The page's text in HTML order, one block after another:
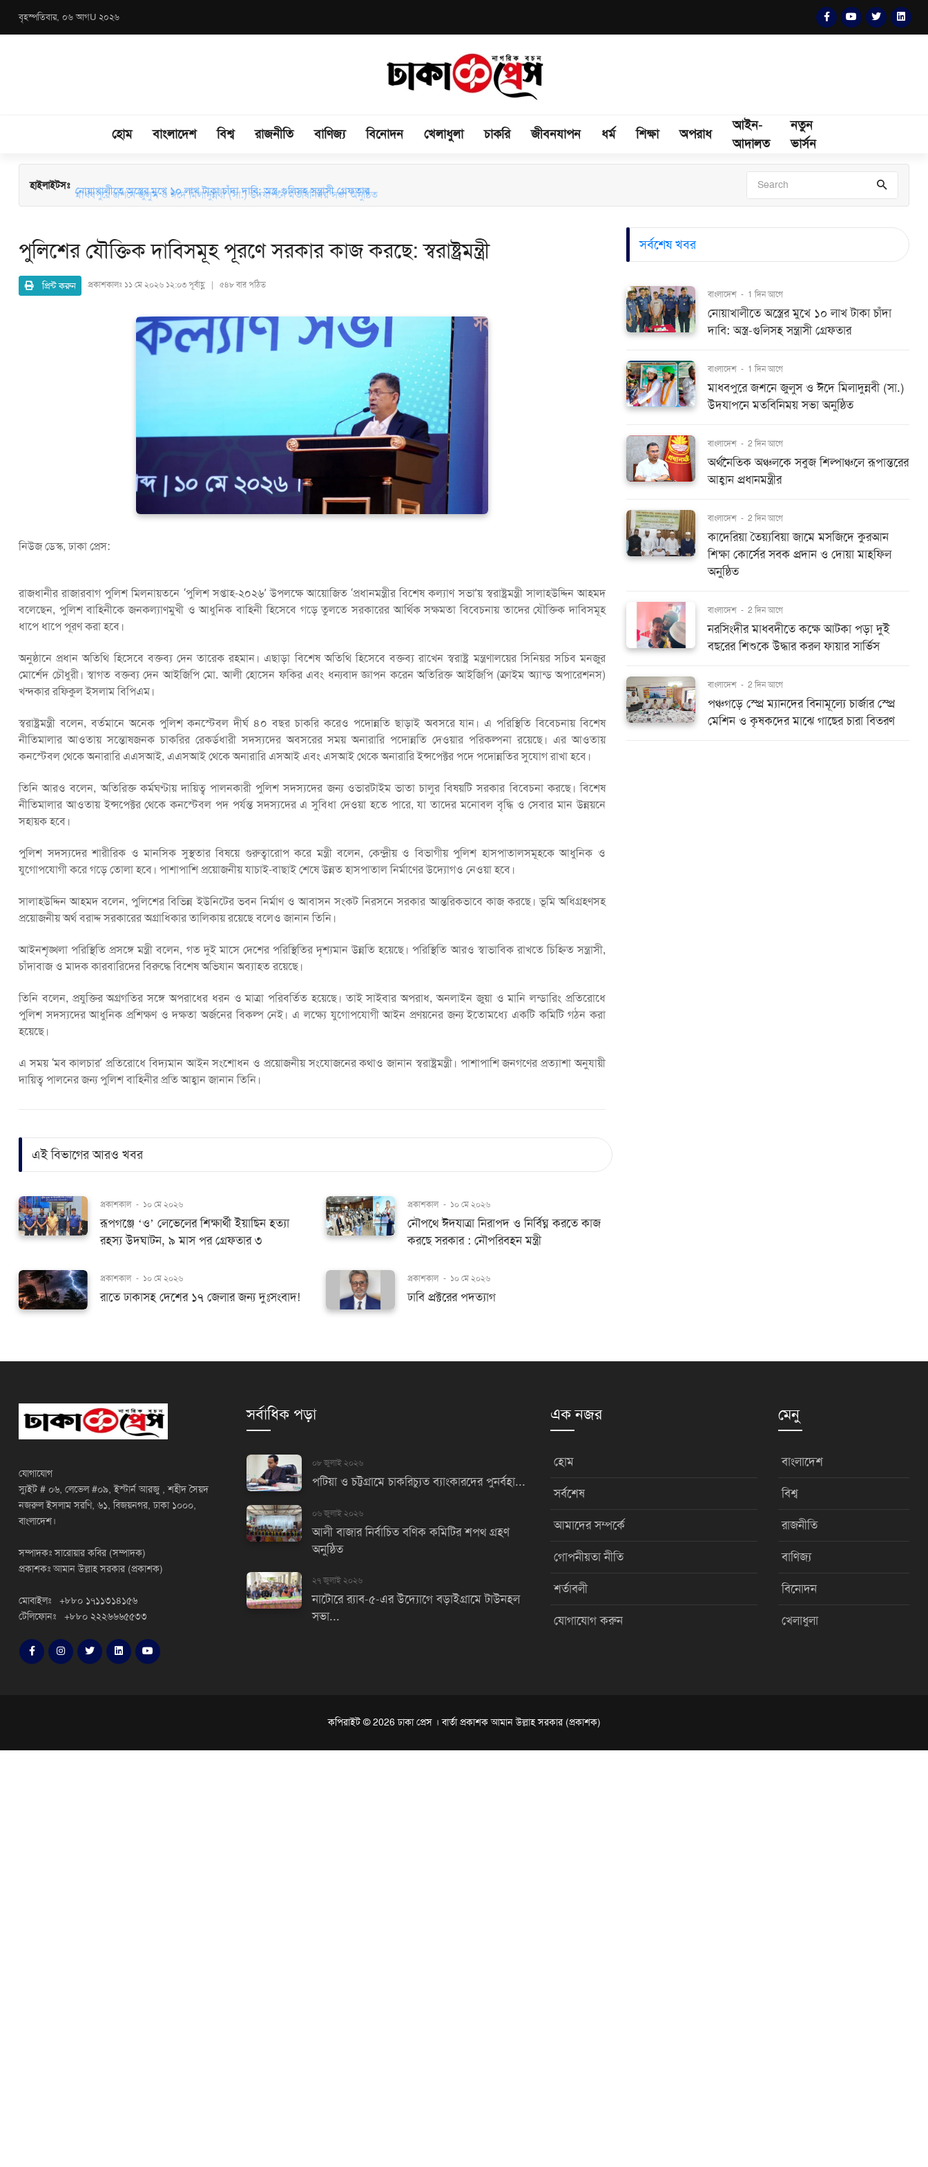
বৃহস্পতিবার, ০৬ আগU ২০২৬
হোম বাংলাদেশ বিশ্ব রাজনীতি বাণিজ্য বিনোদন খেলাধুলা চাকরি জীবনযাপন ধর্ম শিক্ষা অপরাধ
আইন-
আদালত
নতুন
ভার্সন
হাইলাইটসঃ
নোয়াখালীতে অস্ত্রের মুখে ১০ লাখ টাকা চাঁদা দাবি: অস্ত্র-গুলিসহ সন্ত্রাসী গ্রেফতার
মাধবপুরে জশনে জুলুস ও ঈদে মিলাদুন্নবী (সা.) উদযাপনে মতবিনিময় সভা অনুষ্ঠিত
পুলিশের যৌক্তিক দাবিসমূহ পূরণে সরকার কাজ করছে: স্বরাষ্ট্রমন্ত্রী
প্রিন্ট করুন প্রকাশকালঃ ১১ মে ২০২৬ ১২:০৩ পূর্বাহ্ণ | ৫৪৮ বার পঠিত
নিউজ ডেস্ক, ঢাকা প্রেস:
রাজধানীর রাজারবাগ পুলিশ মিলনায়তনে ‘পুলিশ সপ্তাহ-২০২৬’ উপলক্ষে আয়োজিত ‘প্রধানমন্ত্রীর বিশেষ কল্যাণ সভা’য় স্বরাষ্ট্রমন্ত্রী সালাহউদ্দিন আহমদ
বলেছেন, পুলিশ বাহিনীকে জনকল্যাণমুখী ও আধুনিক বাহিনী হিসেবে গড়ে তুলতে সরকারের আর্থিক সক্ষমতা বিবেচনায় তাদের যৌক্তিক দাবিসমূহ
ধাপে ধাপে পূরণ করা হবে।
অনুষ্ঠানে প্রধান অতিথি হিসেবে বক্তব্য দেন তারেক রহমান। এছাড়া বিশেষ অতিথি হিসেবে বক্তব্য রাখেন স্বরাষ্ট্র মন্ত্রণালয়ের সিনিয়র সচিব মনজুর
মোর্শেদ চৌধুরী। স্বাগত বক্তব্য দেন আইজিপি মো. আলী হোসেন ফকির এবং ধন্যবাদ জ্ঞাপন করেন অতিরিক্ত আইজিপি (ক্রাইম অ্যান্ড অপারেশনস)
খন্দকার রফিকুল ইসলাম বিপিএম।
স্বরাষ্ট্রমন্ত্রী বলেন, বর্তমানে অনেক পুলিশ কনস্টেবল দীর্ঘ ৪০ বছর চাকরি করেও পদোন্নতি ছাড়াই অবসরে যান। এ পরিস্থিতি বিবেচনায় বিশেষ
নীতিমালার আওতায় সন্তোষজনক চাকরির রেকর্ডধারী সদস্যদের অবসরের সময় অনারারি পদোন্নতি দেওয়ার পরিকল্পনা রয়েছে। এর আওতায়
কনস্টেবল থেকে অনারারি এএসআই, এএসআই থেকে অনারারি এসআই এবং এসআই থেকে অনারারি ইন্সপেক্টর পদে পদোন্নতির সুযোগ রাখা হবে।
তিনি আরও বলেন, অতিরিক্ত কর্মঘণ্টায় দায়িত্ব পালনকারী পুলিশ সদস্যদের জন্য ওভারটাইম ভাতা চালুর বিষয়টি সরকার বিবেচনা করছে। বিশেষ
নীতিমালার আওতায় ইন্সপেক্টর থেকে কনস্টেবল পদ পর্যন্ত সদস্যদের এ সুবিধা দেওয়া হতে পারে, যা তাদের মনোবল বৃদ্ধি ও সেবার মান উন্নয়নে
সহায়ক হবে।
পুলিশ সদস্যদের শারীরিক ও মানসিক সুস্থতার বিষয়ে গুরুত্বারোপ করে মন্ত্রী বলেন, কেন্দ্রীয় ও বিভাগীয় পুলিশ হাসপাতালসমূহকে আধুনিক ও
যুগোপযোগী করে গড়ে তোলা হবে। পাশাপাশি প্রয়োজনীয় যাচাই-বাছাই শেষে উন্নত হাসপাতাল নির্মাণের উদ্যোগও নেওয়া হবে।
সালাহউদ্দিন আহমদ বলেন, পুলিশের বিভিন্ন ইউনিটের ভবন নির্মাণ ও আবাসন সংকট নিরসনে সরকার আন্তরিকভাবে কাজ করছে। ভূমি অধিগ্রহণসহ
প্রয়োজনীয় অর্থ বরাদ্দ সরকারের অগ্রাধিকার তালিকায় রয়েছে বলেও জানান তিনি।
আইনশৃঙ্খলা পরিস্থিতি প্রসঙ্গে মন্ত্রী বলেন, গত দুই মাসে দেশের পরিস্থিতির দৃশ্যমান উন্নতি হয়েছে। পরিস্থিতি আরও স্বাভাবিক রাখতে চিহ্নিত সন্ত্রাসী,
চাঁদাবাজ ও মাদক কারবারিদের বিরুদ্ধে বিশেষ অভিযান অব্যাহত রয়েছে।
তিনি বলেন, প্রযুক্তির অগ্রগতির সঙ্গে অপরাধের ধরন ও মাত্রা পরিবর্তিত হয়েছে। তাই সাইবার অপরাধ, অনলাইন জুয়া ও মানি লন্ডারিং প্রতিরোধে
পুলিশ সদস্যদের আধুনিক প্রশিক্ষণ ও দক্ষতা অর্জনের বিকল্প নেই। এ লক্ষ্যে যুগোপযোগী আইন প্রণয়নের জন্য ইতোমধ্যে একটি কমিটি গঠন করা
হয়েছে।
এ সময় ‘মব কালচার’ প্রতিরোধে বিদ্যমান আইন সংশোধন ও প্রয়োজনীয় সংযোজনের কথাও জানান স্বরাষ্ট্রমন্ত্রী। পাশাপাশি জনগণের প্রত্যাশা অনুযায়ী
দায়িত্ব পালনের জন্য পুলিশ বাহিনীর প্রতি আহ্বান জানান তিনি।
এই বিভাগের আরও খবর
প্রকাশকাল - ১০ মে ২০২৬
রূপগঞ্জে ‘ও’ লেভেলের শিক্ষার্থী ইয়াছিন হত্যা
রহস্য উদঘাটন, ৯ মাস পর গ্রেফতার ৩
প্রকাশকাল - ১০ মে ২০২৬
নৌপথে ঈদযাত্রা নিরাপদ ও নির্বিঘ্ন করতে কাজ
করছে সরকার : নৌপরিবহন মন্ত্রী
প্রকাশকাল - ১০ মে ২০২৬
রাতে ঢাকাসহ দেশের ১৭ জেলার জন্য দুঃসংবাদ!
প্রকাশকাল - ১০ মে ২০২৬
ঢাবি প্রক্টরের পদত্যাগ
সর্বশেষ খবর
বাংলাদেশ - 1 দিন আগে
নোয়াখালীতে অস্ত্রের মুখে ১০ লাখ টাকা চাঁদা
দাবি: অস্ত্র-গুলিসহ সন্ত্রাসী গ্রেফতার
বাংলাদেশ - 1 দিন আগে
মাধবপুরে জশনে জুলুস ও ঈদে মিলাদুন্নবী (সা.)
উদযাপনে মতবিনিময় সভা অনুষ্ঠিত
বাংলাদেশ - 2 দিন আগে
অর্থনৈতিক অঞ্চলকে সবুজ শিল্পাঞ্চলে রূপান্তরের
আহ্বান প্রধানমন্ত্রীর
বাংলাদেশ - 2 দিন আগে
কাদেরিয়া তৈয়্যবিয়া জামে মসজিদে কুরআন
শিক্ষা কোর্সের সবক প্রদান ও দোয়া মাহফিল
অনুষ্ঠিত
বাংলাদেশ - 2 দিন আগে
নরসিংদীর মাধবদীতে কক্ষে আটকা পড়া দুই
বছরের শিশুকে উদ্ধার করল ফায়ার সার্ভিস
বাংলাদেশ - 2 দিন আগে
পঞ্চগড়ে স্প্রে ম্যানদের বিনামূল্যে চার্জার স্প্রে
মেশিন ও কৃষকদের মাঝে গাছের চারা বিতরণ
যোগাযোগ
স্যুইট # ০৬, লেভেল #০৯, ইস্টার্ন আরজু , শহীদ সৈয়দ
নজরুল ইসলাম সরণি, ৬১, বিজয়নগর, ঢাকা ১০০০,
বাংলাদেশ।
সম্পাদকঃ সারোয়ার কবির (সম্পাদক)
প্রকাশকঃ আমান উল্লাহ সরকার (প্রকাশক)
মোবাইলঃ +৮৮০ ১৭১১৩১৪১৫৬
টেলিফোনঃ +৮৮০ ২২২৬৬৬৫৫৩৩
সর্বাধিক পড়া
০৮ জুলাই ২০২৬
পটিয়া ও চট্টগ্রামে চাকরিচ্যুত ব্যাংকারদের পুনর্বহা...
০৬ জুলাই ২০২৬
আলী বাজার নির্বাচিত বণিক কমিটির শপথ গ্রহণ
অনুষ্ঠিত
২৭ জুলাই ২০২৬
নাটোরে র‌্যাব-৫-এর উদ্যোগে বড়াইগ্রামে টাউনহল
সভা...
এক নজর
হোম
সর্বশেষ
আমাদের সম্পর্কে
গোপনীয়তা নীতি
শর্তাবলী
যোগাযোগ করুন
মেনু
বাংলাদেশ
বিশ্ব
রাজনীতি
বাণিজ্য
বিনোদন
খেলাধুলা
কপিরাইট © 2026 ঢাকা প্রেস । বার্তা প্রকাশক আমান উল্লাহ সরকার (প্রকাশক)